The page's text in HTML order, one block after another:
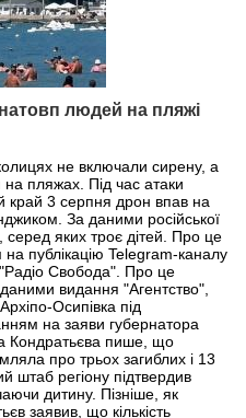
людей на пляжі
не включали сирену, а
пляжах. Під час атаки
край 3 серпня дрон впав на
За даними російської
яких троє дітей. Про це
публікацію Telegram-каналу
Свобода". Про це
видання "Агентство",
Осипівка під
на заяви губернатора
Кондратьєва пише, що
про трьох загиблих і 13
штаб регіону підтвердив
дитину. Пізніше, як
заявив, що кількість